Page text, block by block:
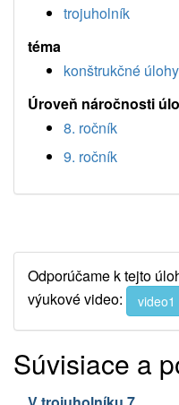
trojuholník
téma
konštrukčné úlohy
Úroveň náročnosti
8. ročník
9. ročník
Odporúčame k tejto
výukové video:
video1
Súvisiace a